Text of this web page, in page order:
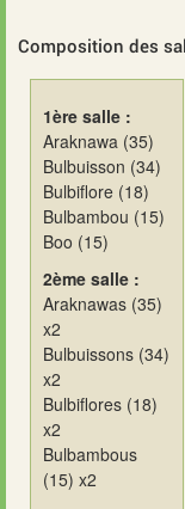
Composition des
1ère salle :
Araknawa (35)
Bulbuisson (34)
Bulbiflore (18)
Bulbambou (15)
Boo (15)
2ème salle :
Araknawas (35)
x2
Bulbuissons (34)
x2
Bulbiflores (18)
x2
Bulbambous
(15) x2